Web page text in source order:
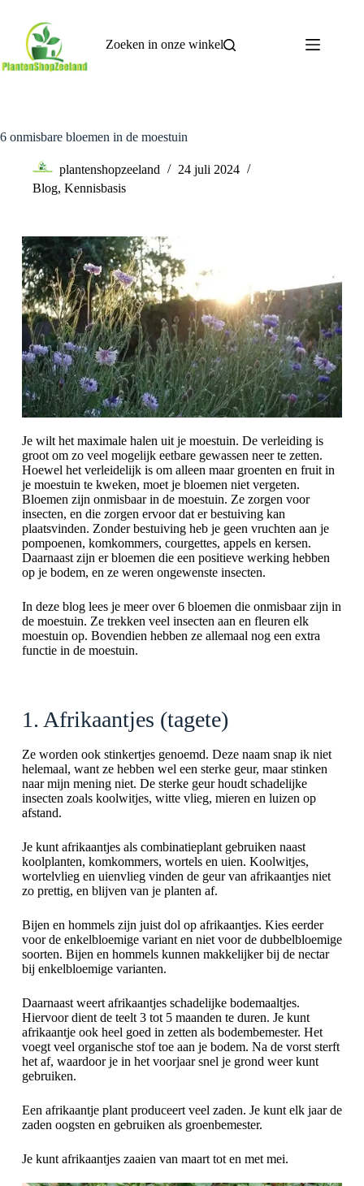
Zoeken in onze winkel
6 onmisbare bloemen in de moestuin
plantenshopzeeland
24 juli 2024
Blog, Kennisbasis
Je wilt het maximale halen uit je moestuin. De verleiding is
groot om zo veel mogelijk eetbare gewassen neer te zetten.
Hoewel het verleidelijk is om alleen maar groenten en fruit in
je moestuin te kweken, moet je bloemen niet vergeten.
Bloemen zijn onmisbaar in de moestuin. Ze zorgen voor
insecten, en die zorgen ervoor dat er bestuiving kan
plaatsvinden. Zonder bestuiving heb je geen vruchten aan je
pompoenen, komkommers, courgettes, appels en kersen.
Daarnaast zijn er bloemen die een positieve werking hebben
op je bodem, en ze weren ongewenste insecten.
In deze blog lees je meer over 6 bloemen die onmisbaar zijn in
de moestuin. Ze trekken veel insecten aan en fleuren elk
moestuin op. Bovendien hebben ze allemaal nog een extra
functie in de moestuin.
1. Afrikaantjes (tagete)
Ze worden ook stinkertjes genoemd. Deze naam snap ik niet
helemaal, want ze hebben wel een sterke geur, maar stinken
naar mijn mening niet. De sterke geur houdt schadelijke
insecten zoals koolwitjes, witte vlieg, mieren en luizen op
afstand.
Je kunt afrikaantjes als combinatieplant gebruiken naast
koolplanten, komkommers, wortels en uien. Koolwitjes,
wortelvlieg en uienvlieg vinden de geur van afrikaantjes niet
zo prettig, en blijven van je planten af.
Bijen en hommels zijn juist dol op afrikaantjes. Kies eerder
voor de enkelbloemige variant en niet voor de dubbelbloemige
soorten. Bijen en hommels kunnen makkelijker bij de nectar
bij enkelbloemige varianten.
Daarnaast weert afrikaantjes schadelijke bodemaaltjes.
Hiervoor dient de teelt 3 tot 5 maanden te duren. Je kunt
afrikaantje ook heel goed in zetten als bodembemester. Het
voegt veel organische stof toe aan je bodem. Na de vorst sterft
het af, waardoor je in het voorjaar snel je grond weer kunt
gebruiken.
Een afrikaantje plant produceert veel zaden. Je kunt elk jaar de
zaden oogsten en gebruiken als groenbemester.
Je kunt afrikaantjes zaaien van maart tot en met mei.